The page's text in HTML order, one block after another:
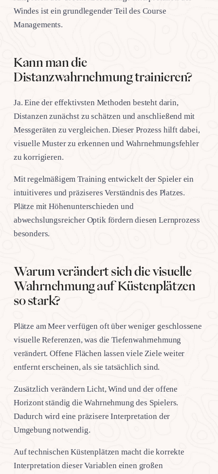
Windes ist ein grundlegender Teil des Course
Managements.
Kann man die
Distanzwahrnehmung trainieren?
Ja. Eine der effektivsten Methoden besteht darin,
Distanzen zunächst zu schätzen und anschließend mit
Messgeräten zu vergleichen. Dieser Prozess hilft dabei,
visuelle Muster zu erkennen und Wahrnehmungsfehler
zu korrigieren.
Mit regelmäßigem Training entwickelt der Spieler ein
intuitiveres und präziseres Verständnis des Platzes.
Plätze mit Höhenunterschieden und
abwechslungsreicher Optik fördern diesen Lernprozess
besonders.
Warum verändert sich die visuelle
Wahrnehmung auf Küstenplätzen
so stark?
Plätze am Meer verfügen oft über weniger geschlossene
visuelle Referenzen, was die Tiefenwahrnehmung
verändert. Offene Flächen lassen viele Ziele weiter
entfernt erscheinen, als sie tatsächlich sind.
Zusätzlich verändern Licht, Wind und der offene
Horizont ständig die Wahrnehmung des Spielers.
Dadurch wird eine präzisere Interpretation der
Umgebung notwendig.
Auf technischen Küstenplätzen macht die korrekte
Interpretation dieser Variablen einen großen